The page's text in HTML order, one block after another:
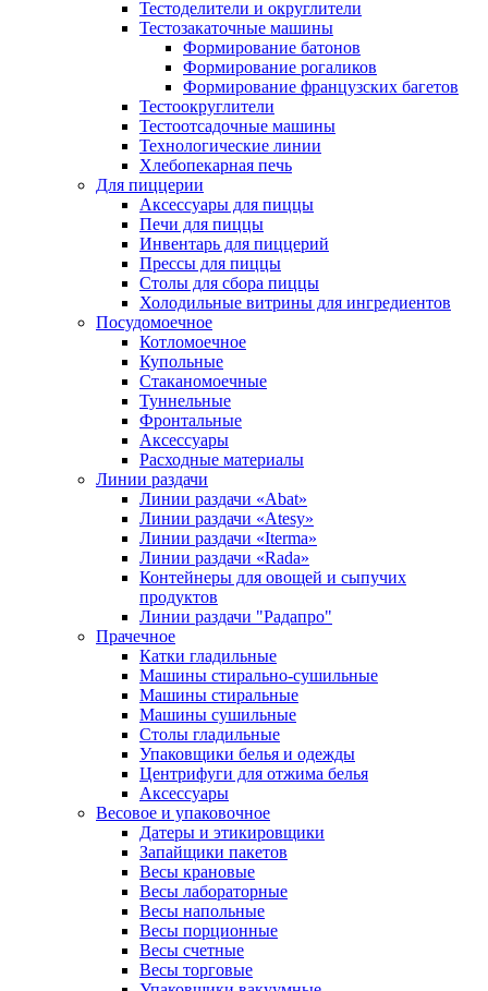
Тестоделители и округлители
Тестозакаточные машины
Формирование батонов
Формирование рогаликов
Формирование французских багетов
Тестоокруглители
Тестоотсадочные машины
Технологические линии
Хлебопекарная печь
Для пиццерии
Аксессуары для пиццы
Печи для пиццы
Инвентарь для пиццерий
Прессы для пиццы
Столы для сбора пиццы
Холодильные витрины для ингредиентов
Посудомоечное
Котломоечное
Купольные
Стаканомоечные
Туннельные
Фронтальные
Аксессуары
Расходные материалы
Линии раздачи
Линии раздачи «Abat»
Линии раздачи «Atesy»
Линии раздачи «Iterma»
Линии раздачи «Rada»
Контейнеры для овощей и сыпучих
продуктов
Линии раздачи "Радапро"
Прачечное
Катки гладильные
Машины стирально-сушильные
Машины стиральные
Машины сушильные
Столы гладильные
Упаковщики белья и одежды
Центрифуги для отжима белья
Аксессуары
Весовое и упаковочное
Датеры и этикировщики
Запайщики пакетов
Весы крановые
Весы лабораторные
Весы напольные
Весы порционные
Весы счетные
Весы торговые